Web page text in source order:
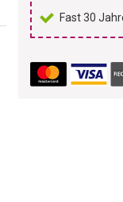
Fast 30